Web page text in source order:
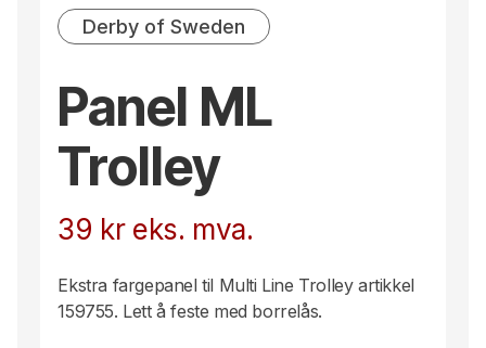
Derby of Sweden
Panel ML
Trolley
39 kr eks. mva.
Ekstra fargepanel til Multi Line Trolley artikkel
159755. Lett å feste med borrelås.